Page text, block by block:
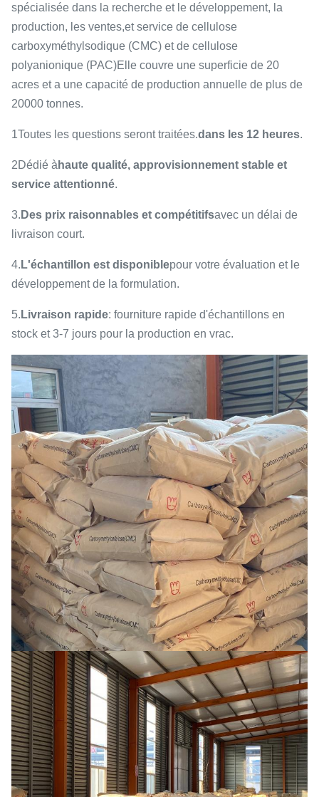
spécialisée dans la recherche et le développement, la
production, les ventes,et service de cellulose
carboxyméthylsodique (CMC) et de cellulose
polyanionique (PAC)Elle couvre une superficie de 20
acres et a une capacité de production annuelle de plus de
20000 tonnes.
1Toutes les questions seront traitées.dans les 12 heures.
2Dédié à haute qualité, approvisionnement stable et
service attentionné.
3. Des prix raisonnables et compétitifsavec un délai de
livraison court.
4. L'échantillon est disponiblepour votre évaluation et le
développement de la formulation.
5. Livraison rapide: fourniture rapide d'échantillons en
stock et 3-7 jours pour la production en vrac.